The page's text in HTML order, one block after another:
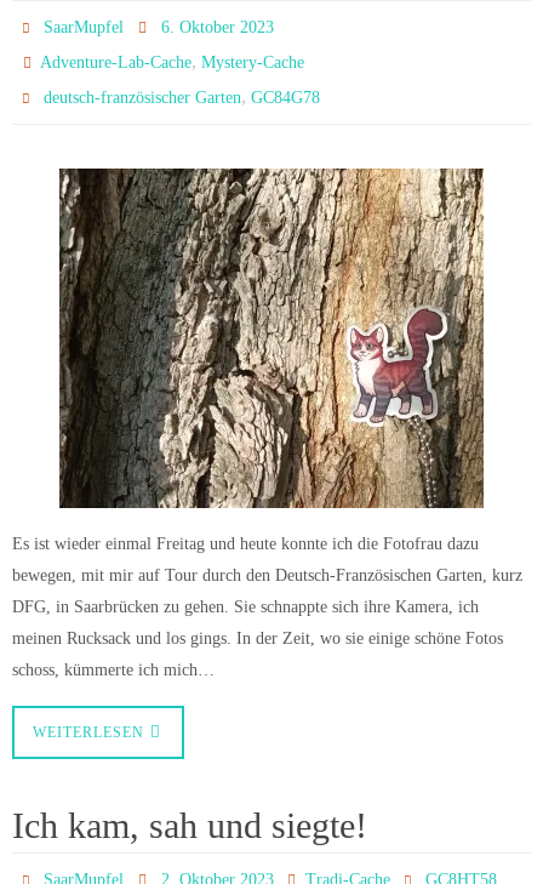
SaarMupfel
6. Oktober 2023
Adventure-Lab-Cache,Mystery-Cache
deutsch-französischer Garten,GC84G78
Es ist wieder einmal Freitag und heute konnte ich die Fotofrau dazu
bewegen, mit mir auf Tour durch den Deutsch-Französischen Garten, kurz
DFG, in Saarbrücken zu gehen. Sie schnappte sich ihre Kamera, ich
meinen Rucksack und los gings. In der Zeit, wo sie einige schöne Fotos
schoss, kümmerte ich mich…
WEITERLESEN
Ich kam, sah und siegte!
SaarMupfel 2. Oktober 2023 Tradi-Cache GC8HT58